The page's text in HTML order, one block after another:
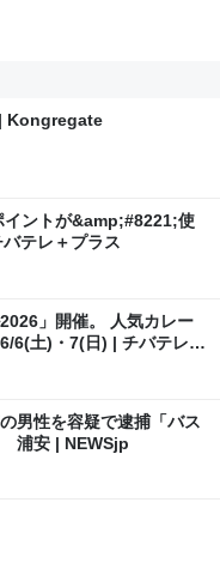
Kongregate
イントが&amp;#8221;使
テレ＋プラス
」開催。 人気カレー
6(土)・7(日) | チバテレ＋
男性を容疑で逮捕「バス
浦安 | NEWSjp